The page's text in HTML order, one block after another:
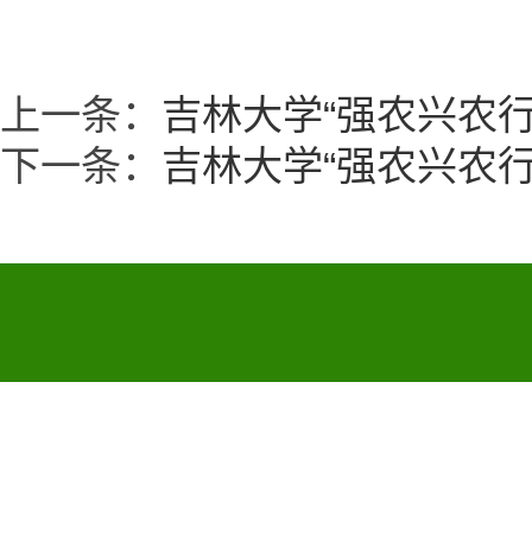
上一条： 吉林大学“强农兴农
下一条： 吉林大学“强农兴农